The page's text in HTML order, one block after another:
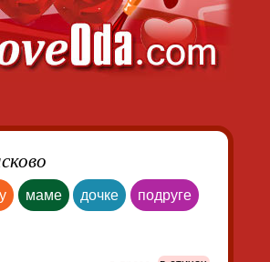
маме дочке подруге